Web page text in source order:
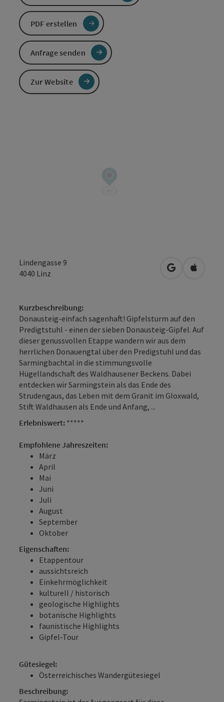
Lindengasse 9
4040 Linz in Google
in
Kurzbeschreibung:
Donausteig-einfach sagenhaft! Gipfelsturm auf den
Predigtstuhl - einen der sieben Donausteig-Gipfel. Auf
dieser genussvollen Etappe wandern wir aus dem
herrlichen Donau­engtal über den Predigstuhl und das
Sarmingbachtal in die stimmungsvolle
Hügellandschaft des Waldhausener Beckens. Dabei
entdecken wir Sarmingstein als das Ende des
Strudengaus, das Leben mit dem Granit im Gloxwald,
Stift Waldhausen als Ende und Anfang, ...
Erlebniswert: *****
Empfohlene Jahreszeiten:
März
April
Mai
Juni
Juli
August
September
Oktober
Eigenschaften:
Etappentour
aussichtsreich
Einkehrmöglichkeit
kulturell / historisch
geologische Highlights
botanische Highlights
faunistische Highlights
Gipfel-Tour
Gütesiegel:
Österreichisches Wandergütesiegel
Beschreibung:
PDF erstellen
Anfrage senden
Zur Website